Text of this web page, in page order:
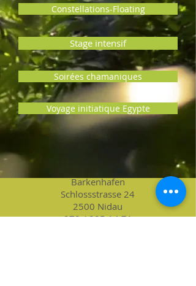
Constellations-Floating
Stage intensif
Soirées chamaniques
Voyage initiatique Egypte
Barkenhafen
Schlossstrasse 24
2500 Nidau
078 /805 14 71